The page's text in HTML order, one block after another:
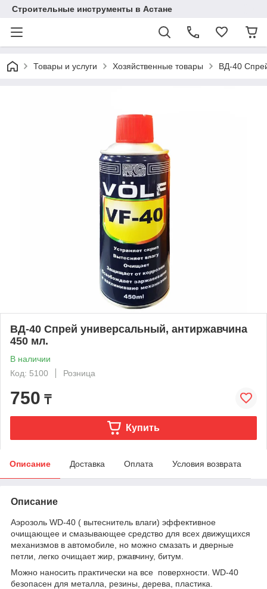
Строительные инструменты в Астане
Товары и услуги Хозяйственные товары ВД-40
ВД-40 Спрей универсальный, антиржавчина
450 мл.
В наличии
Код: 5100
Розница
750 ₸
Купить
Описание Доставка Оплата Условия возврата
Описание
Аэрозоль WD-40 ( вытеснитель влаги) эффективное
очищающее и смазывающее средство для всех движущихся
механизмов в автомобиле, но можно смазать и дверные
петли, легко очищает жир, ржавчину, битум.
Можно наносить практически на все поверхности. WD-40
безопасен для металла, резины, дерева, пластика.